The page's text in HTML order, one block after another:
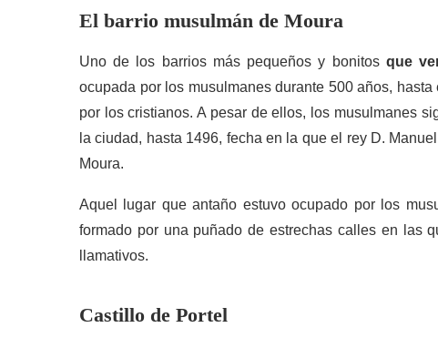
El barrio musulmán de Moura
Uno de los barrios más pequeños y bonitos que
ocupada por los musulmanes durante 500 años,
por los cristianos. A pesar de ellos, los musulmanes
la ciudad, hasta 1496, fecha en la que el rey D.
Moura.
Aquel lugar que antaño estuvo ocupado por los
formado por una puñado de estrechas calles en las
llamativos.
Castillo de Portel